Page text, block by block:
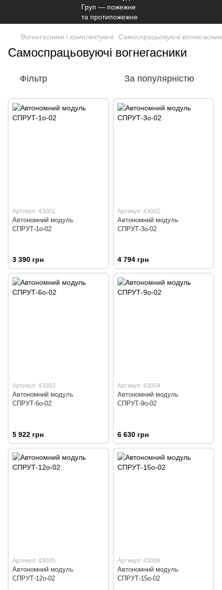
Вогнегасники і комплектуючі Самоспрацьовуючі
Самоспрацьовуючі вогнегасники
Фільтр За популярністю
Артикул: 43001
Автономний модуль
СПРУТ-1о-02
3 390 грн
Артикул: 43002
Автономний модуль
СПРУТ-3о-02
4 794 грн
Артикул: 43003
Автономний модуль
СПРУТ-6о-02
5 922 грн
Артикул: 43004
Автономний модуль
СПРУТ-9о-02
6 630 грн
Артикул: 43005
Автономний модуль
СПРУТ-12о-02
Артикул: 43006
Автономний модуль
СПРУТ-15о-02